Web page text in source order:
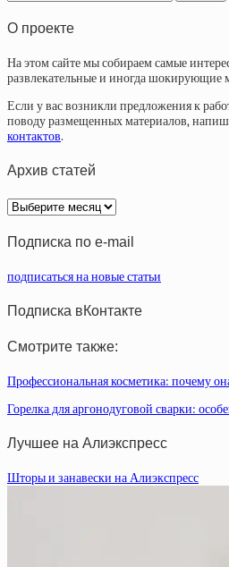
О проекте
На этом сайте мы собираем самые
развлекательные и иногда шокирующие
Если у вас возникли предложения к
поводу размещенных материалов,
контактов.
Архив статей
Архив
статей
Подписка по e-mail
подписаться на новые статьи
Подписка вКонтакте
Смотрите также:
Профессиональная косметика: почему
Горелка для аргонодуговой сварки:
Лучшее на Алиэкспресс
Шторы и занавески на Алиэкспресс